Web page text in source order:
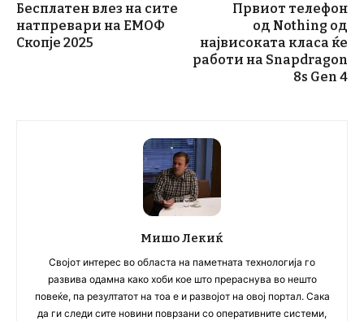
Бесплатен влез на сите
натпревари на ЕМОФ
Скопје 2025
Првиот телефон
од Nothing од
највисоката класа ќе
работи на Snapdragon
8s Gen 4
Мишо Лекиќ
Својот интерес во областа на паметната технологија го
развива одамна како хоби кое што прераснува во нешто
повеќе, па резултатот на тоа е и развојот на овој портал. Сака
да ги следи сите новини поврзани со оперативните системи,